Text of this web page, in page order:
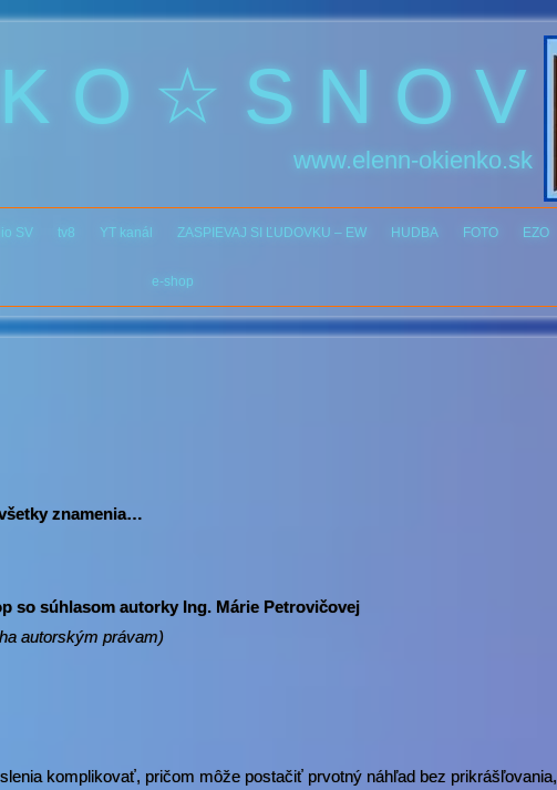
K O ☆ S N O V
www.elenn-okienko.sk
SV tv8 YT kanál ZASPIEVAJ SI ĽUDOVKU – EW HUDBA FOTO EZO
e-shop
znamenia…
so súhlasom autorky Ing. Márie Petrovičovej
autorským právam)
komplikovať, pričom môže postačiť prvotný náhľad bez prikrášľovania,